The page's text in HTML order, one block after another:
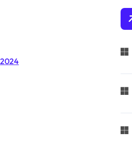
h
o
: